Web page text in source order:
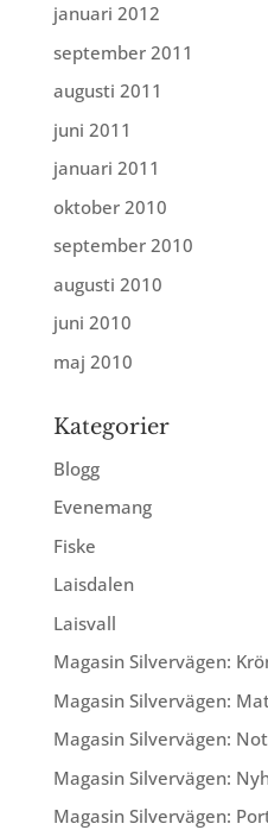
januari 2012
september 2011
augusti 2011
juni 2011
januari 2011
oktober 2010
september 2010
augusti 2010
juni 2010
maj 2010
Kategorier
Blogg
Evenemang
Fiske
Laisdalen
Laisvall
Magasin Silvervägen:
Magasin Silvervägen:
Magasin Silvervägen:
Magasin Silvervägen:
Magasin Silvervägen: